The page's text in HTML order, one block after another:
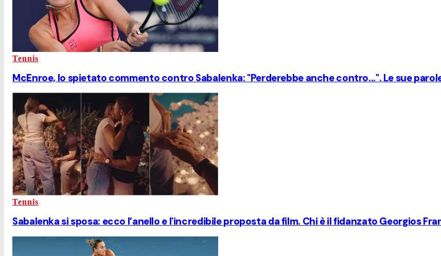
Tennis
McEnroe, lo spietato commento contro Sabalenka: "Perderebbe anche contro...". Le sue
Tennis
Sabalenka si sposa: ecco l’anello e l'incredibile proposta da film. Chi è il fidanzato Georgios